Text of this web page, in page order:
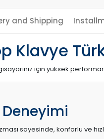
and Shipping
Klavye
için yüksek
sayesinde, konforlu ve